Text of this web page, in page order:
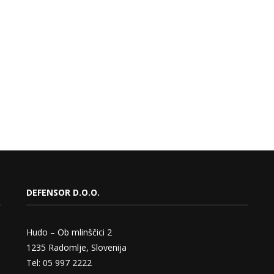
DEFENSOR D.O.O.
Hudo – Ob mlinščici 2
1235 Radomlje, Slovenija
Tel: 05 997 2222